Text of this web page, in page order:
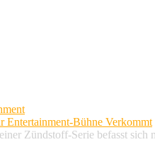
Entertainment-Bühne Verkommt
Zündstoff-Serie befasst